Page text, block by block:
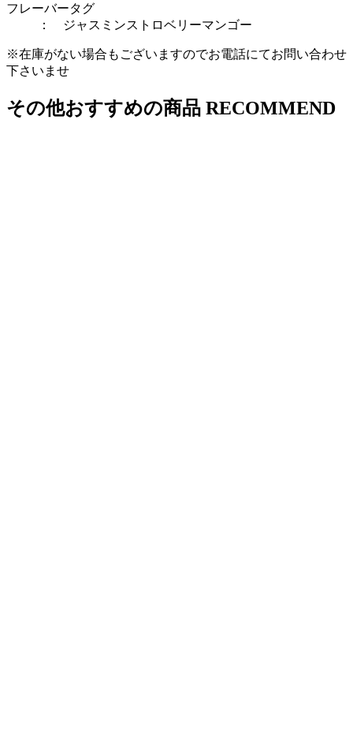
フレーバータグ
：
ジャスミンストロベリーマンゴー
※在庫がない場合もございますのでお電話にてお問い合わせ
下さいませ
その他おすすめの商品 RECOMMEND